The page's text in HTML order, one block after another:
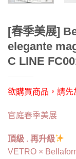
[春季美展]
elegante
C LINE
欲購買商品，請先
官庭春季美展
頂級 . 再升級
VETRO ×